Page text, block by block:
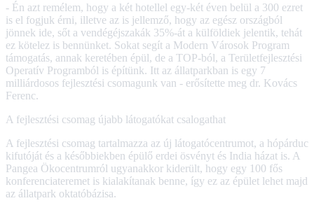
- Én azt remélem, hogy a két hotellel egy-két éven belül a 300 ezret
is el fogjuk érni, illetve az is jellemző, hogy az egész országból
jönnek ide, sőt a vendégéjszakák 35%-át a külföldiek jelentik, tehát
ez kötelez is bennünket. Sokat segít a Modern Városok Program
támogatás, annak keretében épül, de a TOP-ból, a Területfejlesztési
Operatív Programból is építünk. Itt az állatparkban is egy 7
milliárdosos fejlesztési csomagunk van - erősítette meg dr. Kovács
Ferenc.
A fejlesztési csomag újabb látogatókat csalogathat
A fejlesztési csomag tartalmazza az új látogatócentrumot, a hópárduc
kifutóját és a későbbiekben épülő erdei ösvényt és India házat is. A
Pangea Ökocentrumról ugyanakkor kiderült, hogy egy 100 fős
konferenciateremet is kialakítanak benne, így ez az épület lehet majd
az állatpark oktatóbázisa.